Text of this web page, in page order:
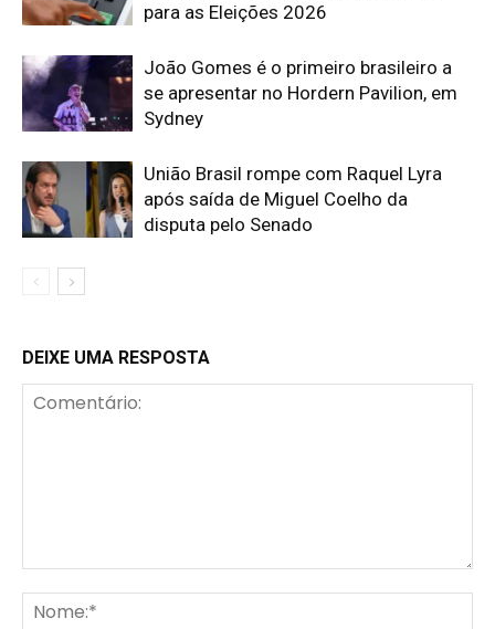
para as Eleições 2026
João Gomes é o primeiro brasileiro a
se apresentar no Hordern Pavilion, em
Sydney
União Brasil rompe com Raquel Lyra
após saída de Miguel Coelho da
disputa pelo Senado
DEIXE UMA RESPOSTA